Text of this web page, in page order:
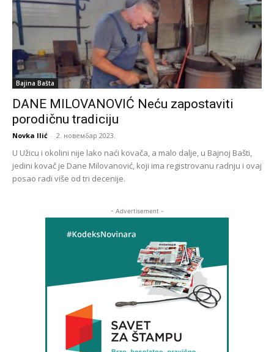
Bajina Bašta
DANE MILOVANOVIĆ Neću zapostaviti
porodičnu tradiciju
Novka Ilić - 2. новембар 2023.
U Užicu i okolini nije lako naći kovača, a malo dalje, u Bajnoj Bašti,
jedini kovač je Dane Milovanović, koji ima registrovanu radnju i ovaj
posao radi više od tri decenije.
- Advertisement -